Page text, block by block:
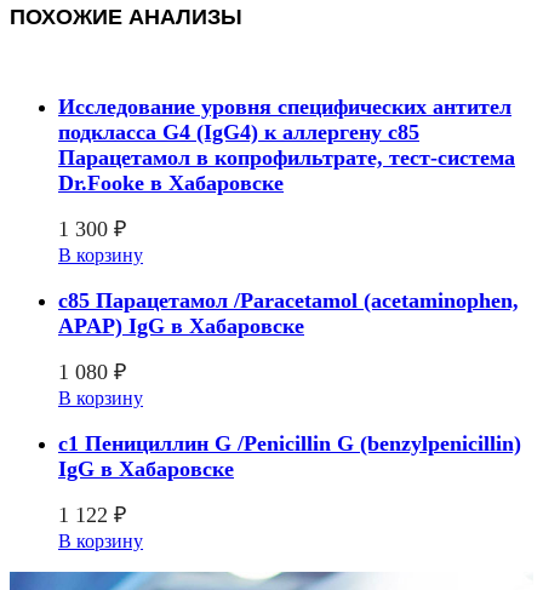
ПОХОЖИЕ АНАЛИЗЫ
Исследование уровня специфических антител
подкласса G4 (IgG4) к аллергену с85
Парацетамол в копрофильтрате, тест-система
Dr.Fooke в Хабаровске
1 300 ₽
В корзину
c85 Парацетамол /Paracetamol (acetaminophen,
APAP) IgG в Хабаровске
1 080 ₽
В корзину
c1 Пенициллин G /Penicillin G (benzylpenicillin)
IgG в Хабаровске
1 122 ₽
В корзину